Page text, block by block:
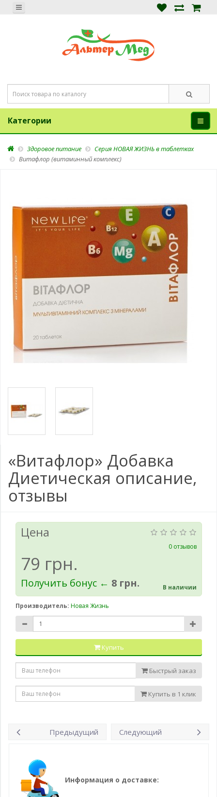
Категории
Здоровое питание
Серия НОВАЯ ЖИЗНЬ в таблетках
Витафлор (витаминный комплекс)
«Витафлор» Добавка
Диетическая описание,
отзывы
0 отзывов
Цена
79 грн.
Получить бонус ← 8 грн. В наличии
Производитель: Новая Жизнь
Купить
Быстрый заказ
Купить в 1 клик
Предыдущий Следующий
Информация о доставке: